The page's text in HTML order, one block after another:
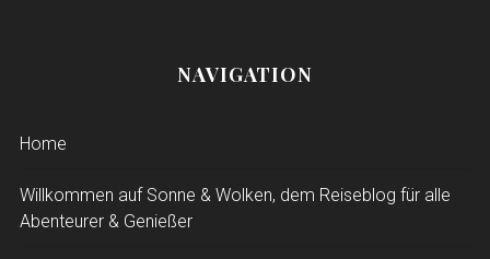
NAVIGATION
Home
Willkommen auf Sonne & Wolken, dem Reiseblog für alle
Abenteurer & Genießer